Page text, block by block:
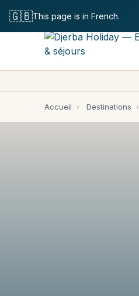
Accueil › Destinations ›
🇬🇧This page is in French.